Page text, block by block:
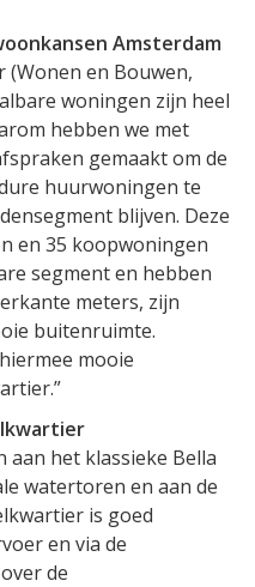
Amsterdam
(Wonen en Bouwen,
woningen zijn heel
hebben we met
gemaakt om de
huurwoningen te
blijven. Deze
en 35 koopwoningen
segment en hebben
meters, zijn
buitenruimte.
mooie
het klassieke Bella
watertoren en aan de
is goed
en via de
de